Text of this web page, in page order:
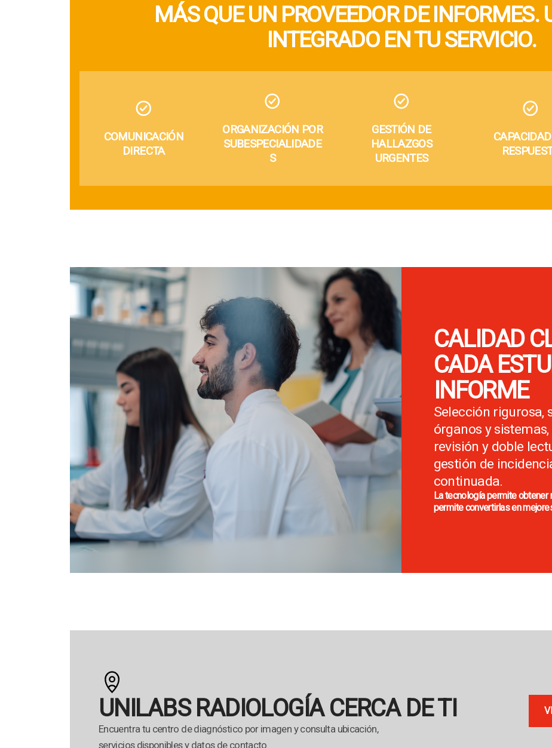
MÁS QUE UN PROVEEDOR DE INFORMES.
INTEGRADO EN TU SERVICIO.
COMUNICACIÓN
DIRECTA
ORGANIZACIÓN POR
SUBESPECIALIDADE
S
GESTIÓN DE
HALLAZGOS
URGENTES
CALIDAD
CADA
INFORME
Selección rigurosa,
órganos y
revisión y doble
gestión de
continuada.
La tecnología permite
permite convertirlas en
UNILABS RADIOLOGÍA CERCA DE TI
Encuentra tu centro de diagnóstico por imagen y consulta ubicación,
servicios disponibles y datos de contacto.